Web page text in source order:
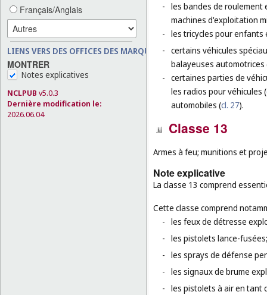
Français/Anglais
LIENS VERS DES OFFICES DES MARQUES
MONTRER
Notes explicatives
NCLPUB v5.0.3
Dernière modification le:
2026.06.04
- les bandes de roulement
machines d'exploitation
- les tricycles pour
- certains véhicules
balayeuses automotrices
- certaines parties de
les radios pour véhicules (
automobiles (cl. 27).
Classe 13
Armes à feu; munitions et
Note explicative
La classe 13 comprend
Cette classe comprend
- les feux de détresse
- les pistolets lance-fusées;
- les sprays de défense
- les signaux de brume
- les pistolets à air en tant